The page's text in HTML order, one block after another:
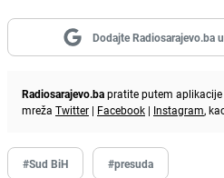
Dodajte Radiosarajevo.ba
Radiosarajevo.bapratite putem aplikacije
mreža Twitter | Facebook | Instagram,
#Sud BiH #presuda